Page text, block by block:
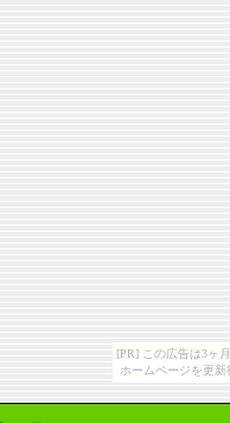
[PR] この広告は3ヶ
ホームページを更